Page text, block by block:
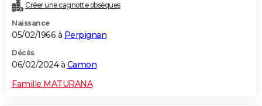
Créer une cagnotte obsèques
Naissance
05/02/1966 à Perpignan
Décès
06/02/2024 à Camon
Famille MATURANA